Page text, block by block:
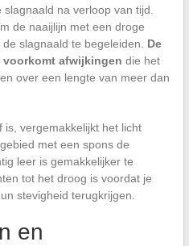
na verloop van tijd.
de naaijlijn met een droge
slagnaald te begeleiden. De
afwijkingen die het
over een lengte van meer dan
is, vergemakkelijkt het licht
met een spons de
leer is gemakkelijker te
tot het droog is voordat je
stevigheid terugkrijgen.
en